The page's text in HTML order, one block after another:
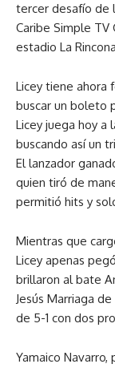
tercer desafío de
Caribe Simple TV
estadio La
Licey tiene ahora
buscar un boleto
Licey juega hoy a
buscando así un
El lanzador
quien tiró de
permitió hits y
Mientras que
Licey apenas
brillaron al bate
Jesús Marriaga
de 5-1 con dos
Yamaico